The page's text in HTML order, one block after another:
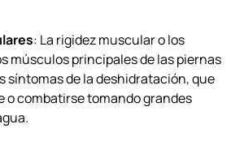
: La rigidez muscular o los
músculos principales de las piernas
síntomas de la deshidratación, que
o combatirse tomando grandes